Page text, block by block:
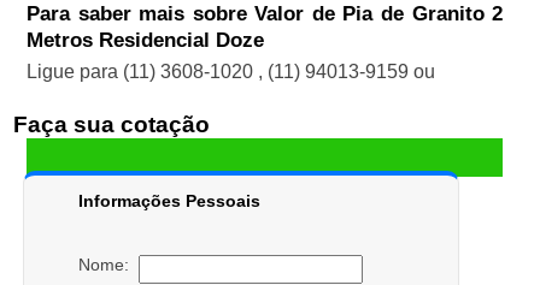
Para saber mais sobre Valor de Pia de Granito 2
Metros Residencial Doze
Ligue para (11) 3608-1020 , (11) 94013-9159 ou
Faça sua cotação
Informações Pessoais
Nome: